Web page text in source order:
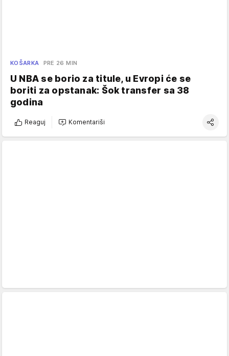
KOŠARKA PRE 26 MIN
U NBA se borio za titule, u Evropi će se
boriti za opstanak: Šok transfer sa 38
godina
Reaguj Komentariši